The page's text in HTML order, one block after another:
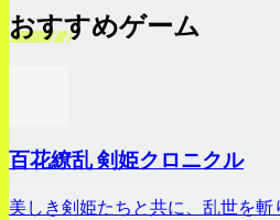
おすすめゲーム
百花繚乱 剣姫クロニクル
美しき剣姫たちと共に、乱世を斬